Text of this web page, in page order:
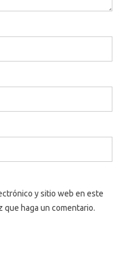
y sitio web en este
que haga un comentario.